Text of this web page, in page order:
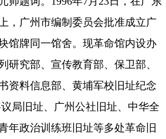
，广州市编制委员会批准成立广
馆牌同一馆舍。现革命馆内设办
研究部、宣传教育部、保卫部、
资料信息部、黄埔军校旧址纪念
局旧址、广州公社旧址、中华全
年政治训练班旧址等多处革命旧